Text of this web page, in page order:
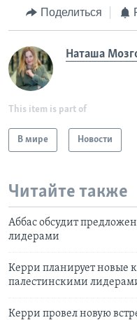
Поделиться
Наташа
This item is part of
В мире Новости
Читайте также
Аббас обсудит
лидерами
Керри планирует новые
палестинскими
Керри провел новую